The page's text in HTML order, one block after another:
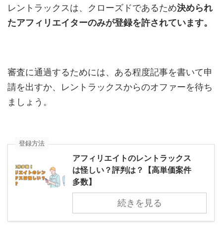
レントラックスは、クローズドであるため決められ
たアフィリエイターのみが登録を許されています。
審査に通過するためには、ある程度記事を書いて申
請を出すか、レントラックスからのオファーを待ち
ましょう。
登録方法
アフィリエイトのレントラックス
は怪しい？評判は？【高単価案件
多数】
続きを見る